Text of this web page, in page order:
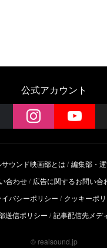
公式アカウント
instagram
サウンド映画部とは
編集部・
合わせ
広告に関するお問い合
イバシーポリシー
クッキーポ
送信ポリシー
記事配信先メデ
© realsound.jp